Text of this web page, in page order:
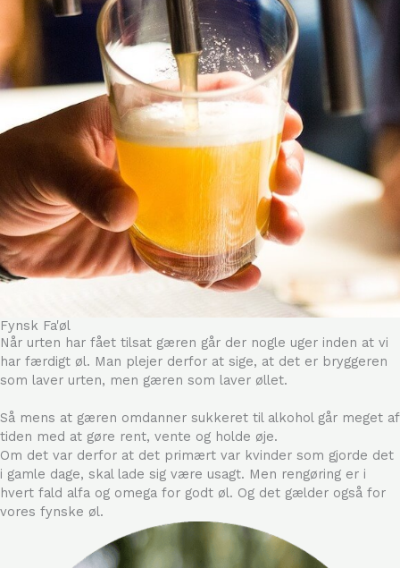
Fynsk Fa'øl
Når urten har fået tilsat gæren går der nogle uger inden at vi
har færdigt øl. Man plejer derfor at sige, at det er bryggeren
som laver urten, men gæren som laver øllet.
Så mens at gæren omdanner sukkeret til alkohol går meget af
tiden med at gøre rent, vente og holde øje.
Om det var derfor at det primært var kvinder som gjorde det
i gamle dage, skal lade sig være usagt. Men rengøring er i
hvert fald alfa og omega for godt øl. Og det gælder også for
vores fynske øl.